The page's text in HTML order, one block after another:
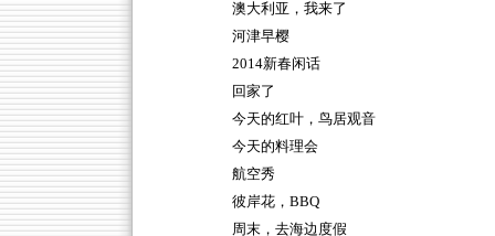
澳大利亚，我来了
河津早樱
2014新春闲话
回家了
今天的红叶，鸟居观音
今天的料理会
航空秀
彼岸花，BBQ
周末，去海边度假